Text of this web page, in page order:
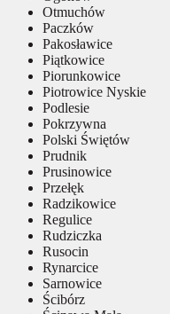
Otmuchów
Paczków
Pakosławice
Piątkowice
Piorunkowice
Piotrowice Nyskie
Podlesie
Pokrzywna
Polski Świętów
Prudnik
Prusinowice
Przełęk
Radzikowice
Regulice
Rudziczka
Rusocin
Rynarcice
Sarnowice
Ścibórz